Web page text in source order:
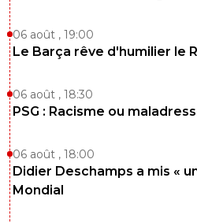
06 août , 19:00
Le Barça rêve d'humilier le
06 août , 18:30
PSG : Racisme ou
06 août , 18:00
Didier Deschamps a mis «
Mondial